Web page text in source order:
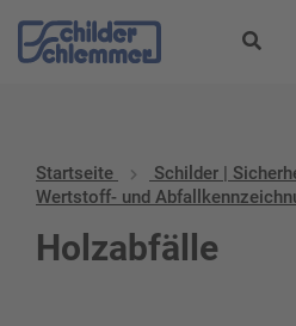
Startseite
Schilder |
Wertstoff- und
Holzabfälle